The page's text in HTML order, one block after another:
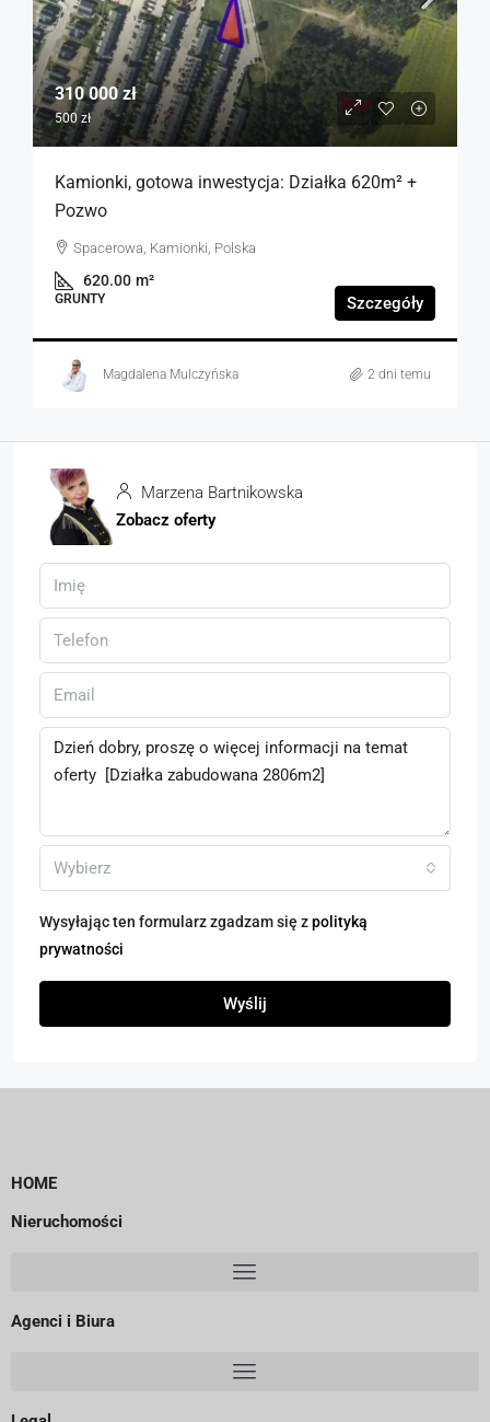
310 000 zł
500 zł
Kamionki, gotowa inwestycja: Działka 620m² +
Pozwo
Spacerowa, Kamionki, Polska
620.00 m²
GRUNTY Szczegóły
Magdalena Mulczyńska 2 dni temu
Marzena Bartnikowska
Zobacz oferty
Wybierz
Wysyłając ten formularz zgadzam się zpolityką
prywatności
Wyślij
HOME
Nieruchomości
Agenci i Biura